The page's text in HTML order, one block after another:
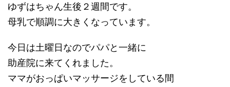
ゆずはちゃん生後２週間です。
母乳で順調に大きくなっています。
今日は土曜日なのでパパと一緒に
助産院に来てくれました。
ママがおっぱいマッサージをしている間